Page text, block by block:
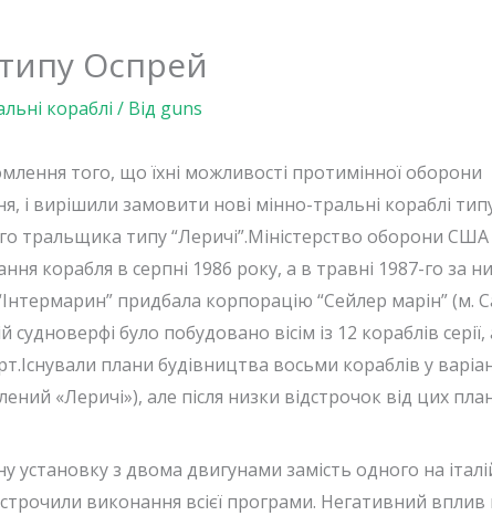
Оспрей
кораблі / Від guns
того, що їхні можливості протимінної оборони
і вирішили замовити нові мінно-тральні кораблі
тральщика типу “Леричі”.Міністерство оборони
корабля в серпні 1986 року, а в травні 1987-го за
придбала корпорацію “Сейлер марін” (м.
було побудовано вісім із 12 кораблів
плани будівництва восьми кораблів у
«Леричі»), але після низки відстрочок від цих
з двома двигунами замість одного на
виконання всієї програми. Негативний вплив